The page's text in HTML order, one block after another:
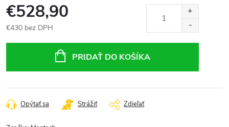
€528,90
€430 bez DPH
PRIDAŤ DO KOŠÍKA
Opýtať sa Strážiť Zdieľať